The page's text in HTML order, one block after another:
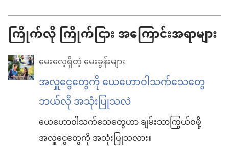
ကြိုက်လို ကြိုက်ငြား အကြောင်းအရာများ
မေးလေ့ရှိတဲ့ မေးခွန်းများ
အလှူငွေတွေကို ယေဟောဝါသက်သေတွေ
ဘယ်လို အသုံးပြုသလဲ
ယေဟောဝါသက်သေတွေဟာ ချမ်းသာကြွယ်ဝဖို့
အလှူငွေတွေကို အသုံးပြုသလား။